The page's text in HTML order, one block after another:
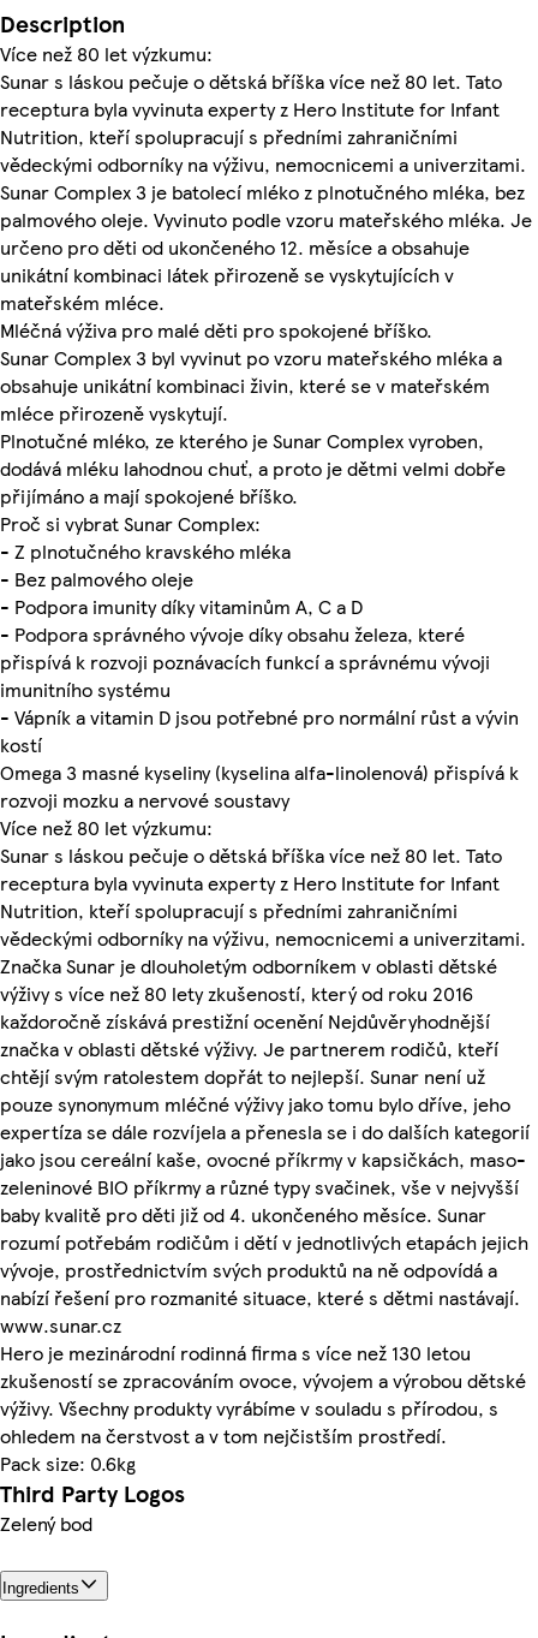
Description
Více než 80 let výzkumu:
Sunar s láskou pečuje o dětská bříška více než 80 let. Tato
receptura byla vyvinuta experty z Hero Institute for Infant
Nutrition, kteří spolupracují s předními zahraničními
vědeckými odborníky na výživu, nemocnicemi a univerzitami.
Sunar Complex 3 je batolecí mléko z plnotučného mléka, bez
palmového oleje. Vyvinuto podle vzoru mateřského mléka. Je
určeno pro děti od ukončeného 12. měsíce a obsahuje
unikátní kombinaci látek přirozeně se vyskytujících v
mateřském mléce.
Mléčná výživa pro malé děti pro spokojené bříško.
Sunar Complex 3 byl vyvinut po vzoru mateřského mléka a
obsahuje unikátní kombinaci živin, které se v mateřském
mléce přirozeně vyskytují.
Plnotučné mléko, ze kterého je Sunar Complex vyroben,
dodává mléku lahodnou chuť, a proto je dětmi velmi dobře
přijímáno a mají spokojené bříško.
Proč si vybrat Sunar Complex:
- Z plnotučného kravského mléka
- Bez palmového oleje
- Podpora imunity díky vitaminům A, C a D
- Podpora správného vývoje díky obsahu železa, které
přispívá k rozvoji poznávacích funkcí a správnému vývoji
imunitního systému
- Vápník a vitamin D jsou potřebné pro normální růst a vývin
kostí
Omega 3 masné kyseliny (kyselina alfa-linolenová) přispívá k
rozvoji mozku a nervové soustavy
Více než 80 let výzkumu:
Sunar s láskou pečuje o dětská bříška více než 80 let. Tato
receptura byla vyvinuta experty z Hero Institute for Infant
Nutrition, kteří spolupracují s předními zahraničními
vědeckými odborníky na výživu, nemocnicemi a univerzitami.
Značka Sunar je dlouholetým odborníkem v oblasti dětské
výživy s více než 80 lety zkušeností, který od roku 2016
každoročně získává prestižní ocenění Nejdůvěryhodnější
značka v oblasti dětské výživy. Je partnerem rodičů, kteří
chtějí svým ratolestem dopřát to nejlepší. Sunar není už
pouze synonymum mléčné výživy jako tomu bylo dříve, jeho
expertíza se dále rozvíjela a přenesla se i do dalších kategorií
jako jsou cereální kaše, ovocné příkrmy v kapsičkách, maso-
zeleninové BIO příkrmy a různé typy svačinek, vše v nejvyšší
baby kvalitě pro děti již od 4. ukončeného měsíce. Sunar
rozumí potřebám rodičům i dětí v jednotlivých etapách jejich
vývoje, prostřednictvím svých produktů na ně odpovídá a
nabízí řešení pro rozmanité situace, které s dětmi nastávají.
www.sunar.cz
Hero je mezinárodní rodinná firma s více než 130 letou
zkušeností se zpracováním ovoce, vývojem a výrobou dětské
výživy. Všechny produkty vyrábíme v souladu s přírodou, s
ohledem na čerstvost a v tom nejčistším prostředí.
Pack size: 0.6kg
Third Party Logos
Zelený bod
Ingredients